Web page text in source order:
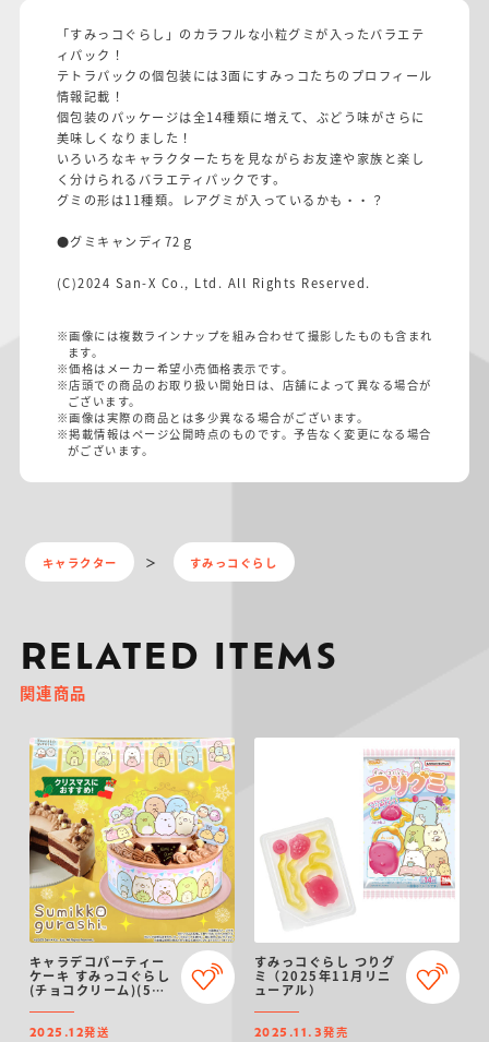
「すみっコぐらし」のカラフルな小粒グミが入ったバラエテ
ィパック！
テトラパックの個包装には3面にすみっコたちのプロフィール
情報記載！
個包装のパッケージは全14種類に増えて、ぶどう味がさらに
美味しくなりました！
いろいろなキャラクターたちを見ながらお友達や家族と楽し
く分けられるバラエティパックです。
グミの形は11種類。レアグミが入っているかも・・？
●グミキャンディ72ｇ
(C)2024 San-X Co., Ltd. All Rights Reserved.
※画像には複数ラインナップを組み合わせて撮影したものも含まれ
ます。
※価格はメーカー希望小売価格表示です。
※店頭での商品のお取り扱い開始日は、店舗によって異なる場合が
ございます。
※画像は実際の商品とは多少異なる場合がございます。
※掲載情報はページ公開時点のものです。予告なく変更になる場合
がございます。
キャラクター すみっコぐらし
RELATED ITEMS
関連商品
キャラデコパーティー
ケーキ すみっコぐらし
(チョコクリーム)(5号
発送・クリスマス予
約】
2025.12発送
すみっコぐらし つりグ
ミ（2025年11月リニ
ューアル）
2025.11.3発売